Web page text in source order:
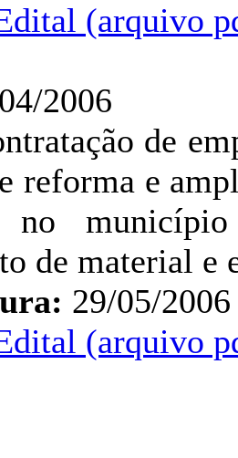
(arquivo
2006
de
reforma e
no
de material e
29/05/2006
(arquivo